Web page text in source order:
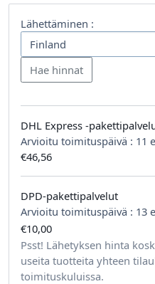
Lähettäminen :
DHL Express -
Arvioitu toimituspäivä : 11
€46,56
DPD-pakettipalvelut
Arvioitu toimituspäivä : 13
€10,00
Psst! Lähetyksen hinta
useita tuotteita yhteen
toimituskuluissa.